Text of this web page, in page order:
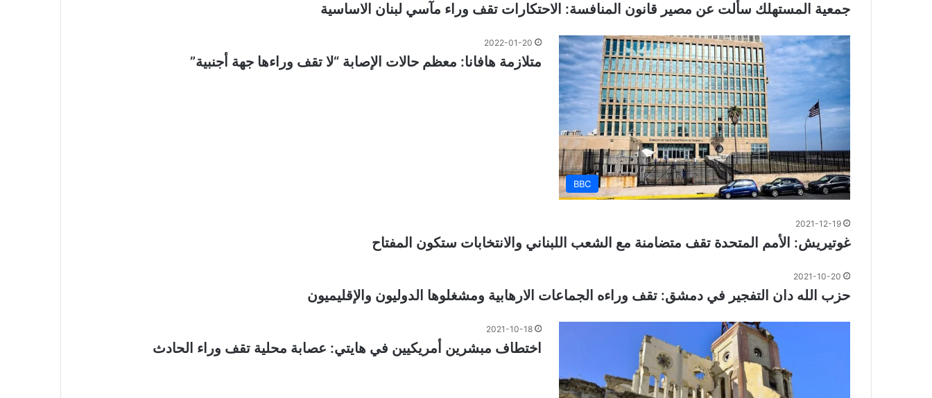
جمعية المستهلك سألت عن مصير قانون المنافسة: الاحتكارات تقف وراء مآسي لبنان الاساسية
BBC
2022-01-20
متلازمة هافانا: معظم حالات الإصابة “لا تقف وراءها جهة أجنبية”
2021-12-19
غوتيريش: الأمم المتحدة تقف متضامنة مع الشعب اللبناني والانتخابات ستكون المفتاح
2021-10-20
حزب الله دان التفجير في دمشق: تقف وراءه الجماعات الارهابية ومشغلوها الدوليون والإقليميون
2021-10-18
اختطاف مبشرين أمريكيين في هايتي: عصابة محلية تقف وراء الحادث